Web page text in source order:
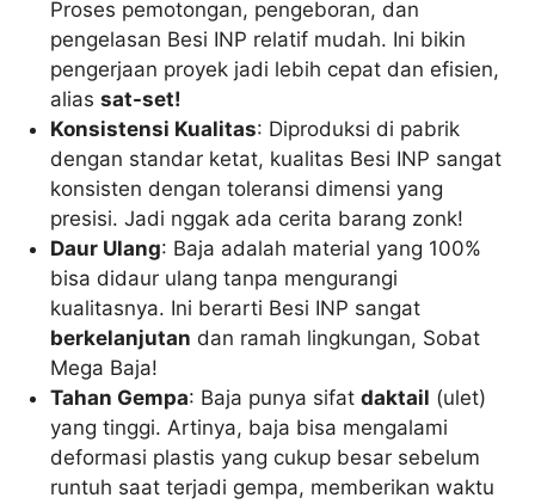
Proses pemotongan, pengeboran, dan
pengelasan Besi INP relatif mudah. Ini bikin
pengerjaan proyek jadi lebih cepat dan efisien,
aliassat-set!
Konsistensi Kualitas: Diproduksi di pabrik
dengan standar ketat, kualitas Besi INP sangat
konsisten dengan toleransi dimensi yang
presisi. Jadi nggak ada cerita barang zonk!
Daur Ulang: Baja adalah material yang 100%
bisa didaur ulang tanpa mengurangi
kualitasnya. Ini berarti Besi INP sangat
berkelanjutan dan ramah lingkungan, Sobat
Mega Baja!
Tahan Gempa: Baja punya sifatdaktail (ulet)
yang tinggi. Artinya, baja bisa mengalami
deformasi plastis yang cukup besar sebelum
runtuh saat terjadi gempa, memberikan waktu